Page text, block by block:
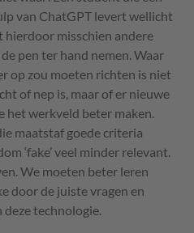
van ChatGPT levert wellicht
hierdoor misschien andere
pen ter hand nemen. Waar
op zou moeten richten is niet
of nep is, maar of er nieuwe
het werkveld beter maken.
maatstaf goede criteria
‘fake’ veel minder relevant.
We moeten beter leren
door de juiste vragen en
technologie.